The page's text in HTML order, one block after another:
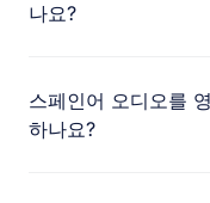
나요?
스페인어 오디오를
하나요?